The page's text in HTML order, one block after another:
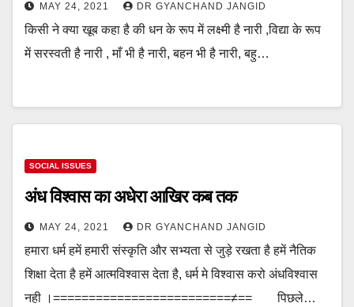
MAY 24, 2021 DR GYANCHAND JANGID
किसी ने क्या खूब कहा है की धन के रूप में लक्ष्मी है नारी ,विद्या के रूप
में सरस्वती है नारी , माँ भी है नारी, बहन भी है नारी, बहु…
SOCIAL ISSUES
अंध विश्वास का अधेरा आखिर कब तक
MAY 24, 2021 DR GYANCHAND JANGID
हमारा धर्म हमें हमारी संस्कृति और सभ्यता से जुड़े रखता है हमें नैतिक
शिक्षा देता है हमें आत्मविश्वास देता है, धर्म मे विश्वास करो अंधविश्वास
नही ।=========================≠== पिछले…